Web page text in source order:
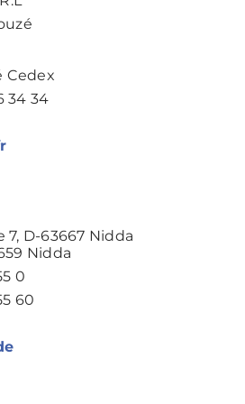
Cedex
34 34
D-63667 Nidda
Nidda
0
60